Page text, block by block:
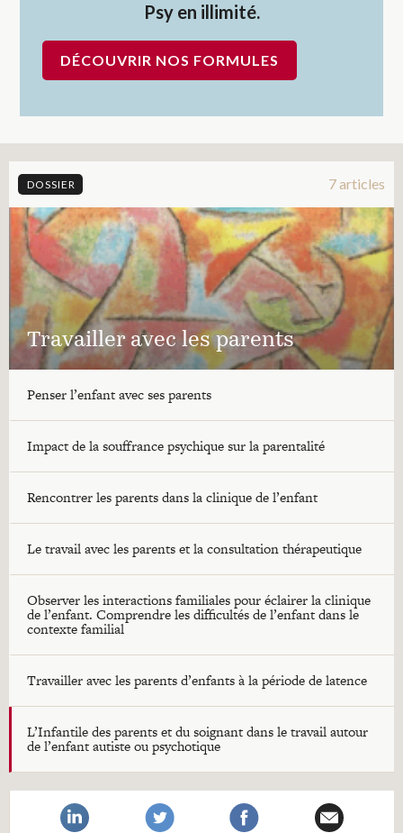
Psy en illimité.
DÉCOUVRIR NOS FORMULES
DOSSIER 7 articles
Travailler avec les parents
Penser l’enfant avec ses parents
Impact de la souffrance psychique sur la parentalité
Rencontrer les parents dans la clinique de l’enfant
Le travail avec les parents et la consultation thérapeutique
Observer les interactions familiales pour éclairer la clinique
de l’enfant. Comprendre les difficultés de l’enfant dans le
contexte familial
Travailler avec les parents d’enfants à la période de latence
L’Infantile des parents et du soignant dans le travail autour
de l’enfant autiste ou psychotique